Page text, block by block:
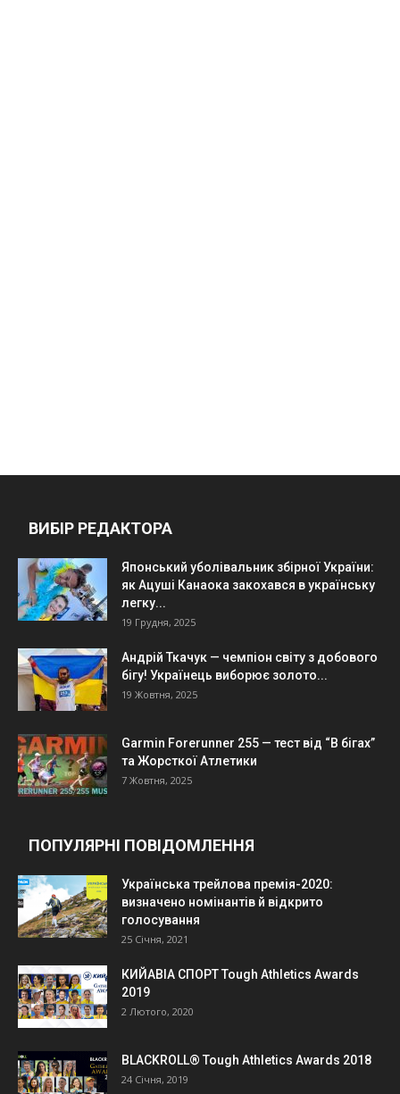
ВИБІР РЕДАКТОРА
Японський уболівальник збірної України:
як Ацуші Канаока закохався в українську
легку...
19 Грудня, 2025
Андрій Ткачук — чемпіон світу з добового
бігу! Українець виборює золото...
19 Жовтня, 2025
Garmin Forerunner 255 — тест від “В бігах”
та Жорсткої Атлетики
7 Жовтня, 2025
ПОПУЛЯРНІ ПОВІДОМЛЕННЯ
Українська трейлова премія-2020:
визначено номінантів й відкрито
голосування
25 Січня, 2021
КИЙАВІА СПОРТ Tough Athletics Awards
2019
2 Лютого, 2020
BLACKROLL® Tough Athletics Awards 2018
24 Січня, 2019